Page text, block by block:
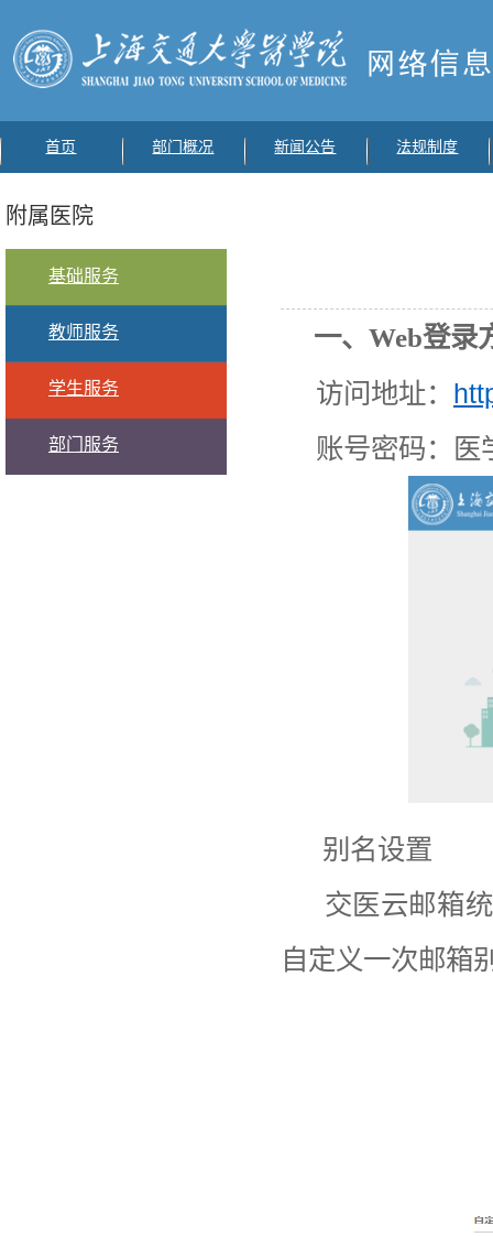
首页 部门概况 新闻公告 法规制度
附属医院
基础服务
教师服务
学生服务
部门服务
一、 Web登录
访问地址：
账号密码：医
别名设置
交医云邮箱
自定义一次邮箱